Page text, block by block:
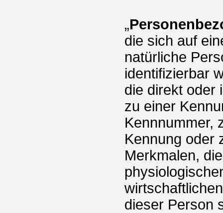
„
die sich auf
natürliche
identifizierbar
die direkt oder
zu einer
Kennnummer,
Kennung oder
Merkmalen,
dieser Person